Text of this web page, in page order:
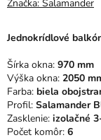
Jednokrídlové
Šírka okna: 970 mm
Výška okna: 2050
Farba: biela
Profil: Salamander
Zasklenie: izolačné
Počet komôr: 6
z
hviezdičiek.
Značka: Salamander